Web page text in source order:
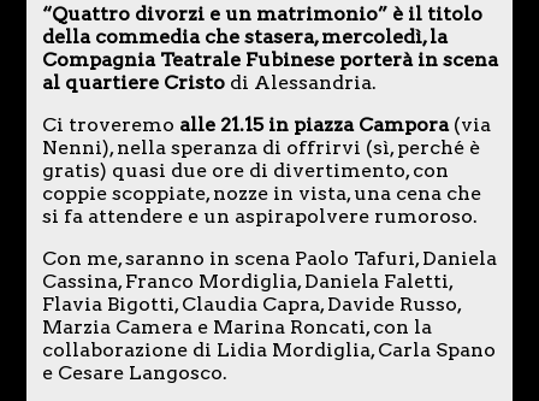
“Quattro divorzi e un matrimonio” è il titolo
della commedia che stasera, mercoledì, la
Compagnia Teatrale Fubinese porterà in scena
al quartiere Cristodi Alessandria.
Ci troveremo alle 21.15 in piazza Campora(via
Nenni), nella speranza di offrirvi (sì, perché è
gratis) quasi due ore di divertimento, con
coppie scoppiate, nozze in vista, una cena che
si fa attendere e un aspirapolvere rumoroso.
Con me, saranno in scena Paolo Tafuri, Daniela
Cassina, Franco Mordiglia, Daniela Faletti,
Flavia Bigotti, Claudia Capra, Davide Russo,
Marzia Camera e Marina Roncati, con la
collaborazione di Lidia Mordiglia, Carla Spano
e Cesare Langosco.